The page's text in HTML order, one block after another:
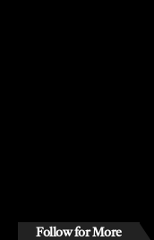
Follow for More